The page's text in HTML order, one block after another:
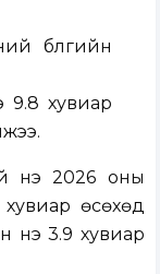
бүлгийн
9.8 хувиар
үнэ 2026 оны
өсөхөд
үнэ 3.9 хувиар